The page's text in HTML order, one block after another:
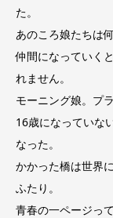
た。
あのころ娘たちは
仲間になっていく
れません。
モーニング娘。プ
16歳になっていな
なった。
かかった橋は世界
ふたり。
青春の一ページっ